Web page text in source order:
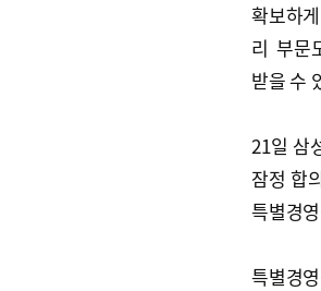
확보하
리 부문
받을 수
21일 삼
잠정 합
특별경
특별경